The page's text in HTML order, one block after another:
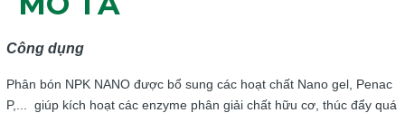
Công dụng
Phân bón NPK NANO được bổ sung các hoạt chất Nano gel, Penac
P,... giúp kích hoạt các enzyme phân giải chất hữu cơ, thúc đẩy quá